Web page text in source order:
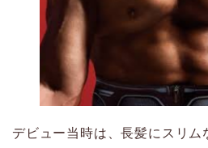
デビュー当時は、長髪にスリム